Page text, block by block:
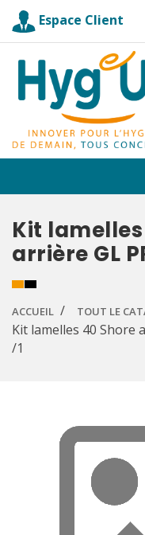
Espace Client
Kit
arrière GL
ACCUEIL TOUT LE
Kit lamelles 40 Shore
/1